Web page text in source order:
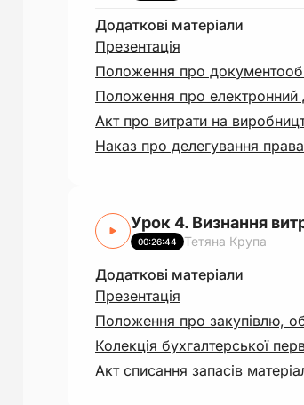
Додаткові матеріали
Презентація
Положення про
Положення про електронний
Акт про витрати на
Наказ про делегування
Урок 4. Визнання
00:26:44 Тетяна Крупа
Додаткові матеріали
Презентація
Положення про закупівлю,
Колекція бухгалтерської
Акт списання запасів